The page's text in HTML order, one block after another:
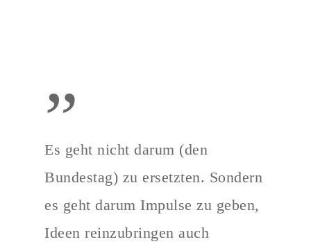
”
Es geht nicht darum (den
Bundestag) zu ersetzten. Sondern
es geht darum Impulse zu geben,
Ideen reinzubringen auch